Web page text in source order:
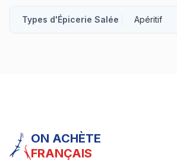
Types d'Épicerie Salée Apéritif
ON ACHÈTE
FRANÇAIS